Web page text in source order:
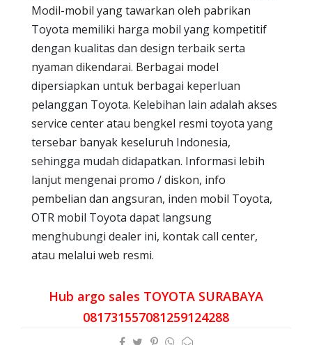
Modil-mobil yang tawarkan oleh pabrikan
Toyota memiliki harga mobil yang kompetitif
dengan kualitas dan design terbaik serta
nyaman dikendarai. Berbagai model
dipersiapkan untuk berbagai keperluan
pelanggan Toyota. Kelebihan lain adalah akses
service center atau bengkel resmi toyota yang
tersebar banyak keseluruh Indonesia,
sehingga mudah didapatkan. Informasi lebih
lanjut mengenai promo / diskon, info
pembelian dan angsuran, inden mobil Toyota,
OTR mobil Toyota dapat langsung
menghubungi dealer ini, kontak call center,
atau melalui web resmi.
Hub argo sales TOYOTA SURABAYA
081731557081259124288